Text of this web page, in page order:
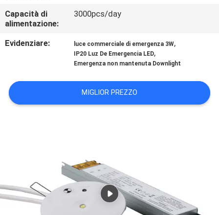
UNA
CITAZIONE
DEL
SITO
Capacità di
alimentazione:
3000pcs/day
Evidenziare: luce commerciale di emergenza 3W,
IP20 Luz De Emergencia LED,
Emergenza non mantenuta Downlight
MIGLIOR PREZZO